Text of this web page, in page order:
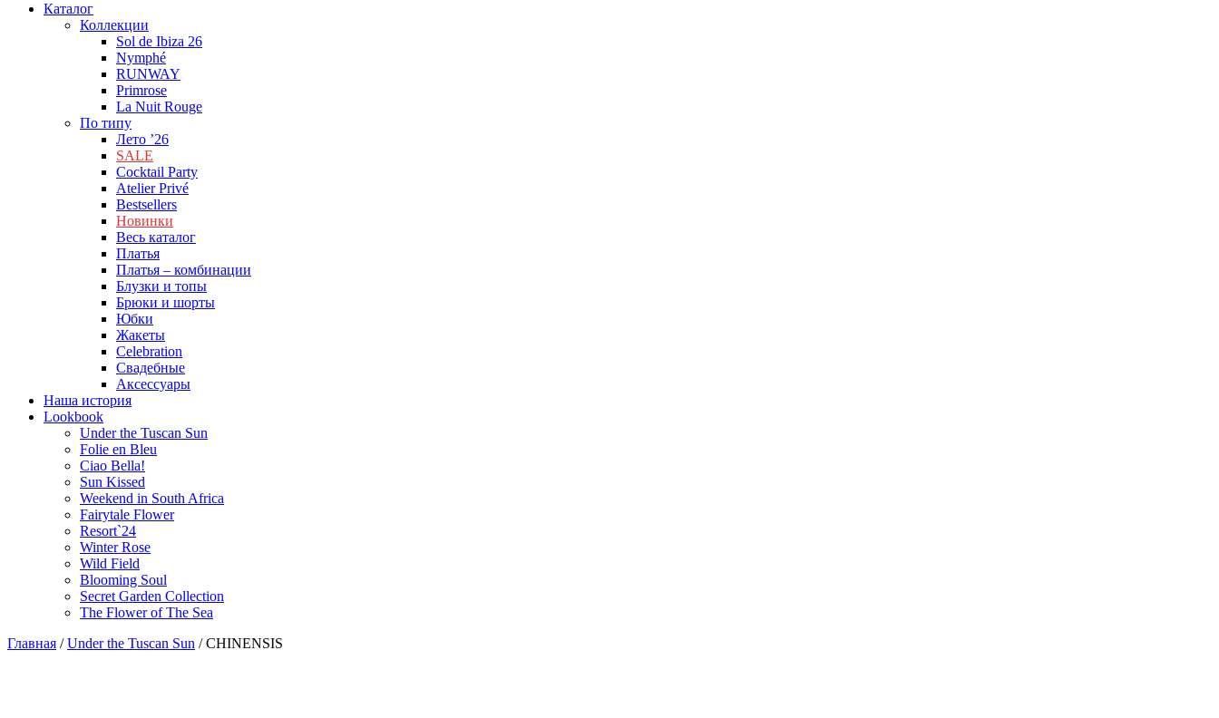
Каталог
Коллекции
Sol de Ibiza 26
Nymphé
RUNWAY
Primrose
La Nuit Rouge
По типу
Лето ’26
SALE
Cocktail Party
Atelier Privé
Bestsellers
Новинки
Весь каталог
Платья
Платья – комбинации
Блузки и топы
Брюки и шорты
Юбки
Жакеты
Celebration
Cвадебные
Аксессуары
Наша история
Lookbook
Under the Tuscan Sun
Folie en Bleu
Ciao Bella!
Sun Kissed
Weekend in South Africa
Fairytale Flower
Resort`24
Winter Rose
Wild Field
Blooming Soul
Secret Garden Collection
The Flower of The Sea
Главная /Under the Tuscan Sun /CHINENSIS